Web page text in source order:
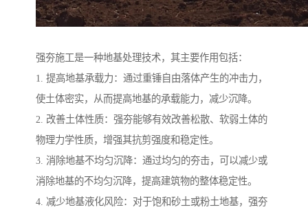
强夯施工是一种地基处理技术，其主要作用包括：
1. 提高地基承载力：通过重锤自由落体产生的冲击力，
使土体密实，从而提高地基的承载能力，减少沉降。
2. 改善土体性质：强夯能够有效改善松散、软弱土体的
物理力学性质，增强其抗剪强度和稳定性。
3. 消除地基不均匀沉降：通过均匀的夯击，可以减少或
消除地基的不均匀沉降，提高建筑物的整体稳定性。
4. 减少地基液化风险：对于饱和砂土或粉土地基，强夯